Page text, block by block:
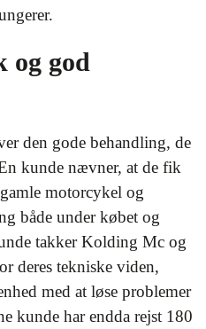
og god
den gode behandling, de
kunde nævner, at de fik
motorcykel og
både under købet og
takker Kolding Mc og
deres tekniske viden,
med at løse problemer
kunde har endda rejst 180